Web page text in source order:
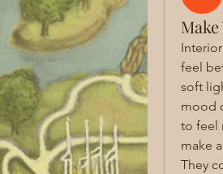
feel
soft
mood
to feel
make
They